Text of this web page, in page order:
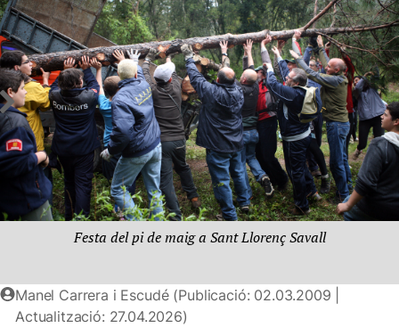
Festa del pi de maig a Sant Llorenç Savall
Manel Carrera i Escudé (Publicació: 02.03.2009 |
Actualització: 27.04.2026)